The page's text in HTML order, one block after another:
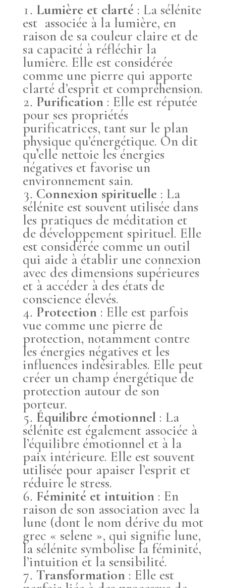
Lumière et clarté : La sélénite
est associée à la lumière, en
raison de sa couleur claire et de
sa capacité à réfléchir la
lumière. Elle est considérée
comme une pierre qui apporte
clarté d’esprit et compréhension.
Purification: Elle est réputée
pour ses propriétés
purificatrices, tant sur le plan
physique qu’énergétique. On dit
qu’elle nettoie les énergies
négatives et favorise un
environnement sain.
Connexion spirituelle : La
sélénite est souvent utilisée dans
les pratiques de méditation et
de développement spirituel. Elle
est considérée comme un outil
qui aide à établir une connexion
avec des dimensions supérieures
et à accéder à des états de
conscience élevés.
Protection: Elle est parfois
vue comme une pierre de
protection, notamment contre
les énergies négatives et les
influences indésirables. Elle peut
créer un champ énergétique de
protection autour de son
porteur.
Équilibre émotionnel: La
sélénite est également associée à
l’équilibre émotionnel et à la
paix intérieure. Elle est souvent
utilisée pour apaiser l’esprit et
réduire le stress.
Féminité et intuition: En
raison de son association avec la
lune (dont le nom dérive du mot
grec « selene », qui signifie lune,
la sélénite symbolise la féminité,
l’intuition et la sensibilité.
Transformation: Elle est